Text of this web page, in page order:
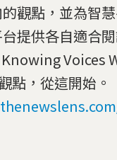
觀點，並為智
提供各自適合閱
Voices
點，從這開始。